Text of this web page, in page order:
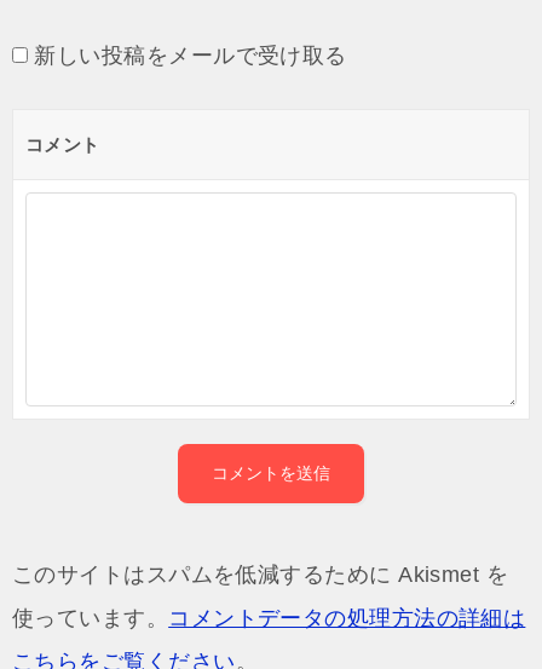
新しい投稿をメールで受け取る
コメント
このサイトはスパムを低減するために Akismet を
使っています。 コメントデータの処理方法の詳細は
こちらをご覧ください 。